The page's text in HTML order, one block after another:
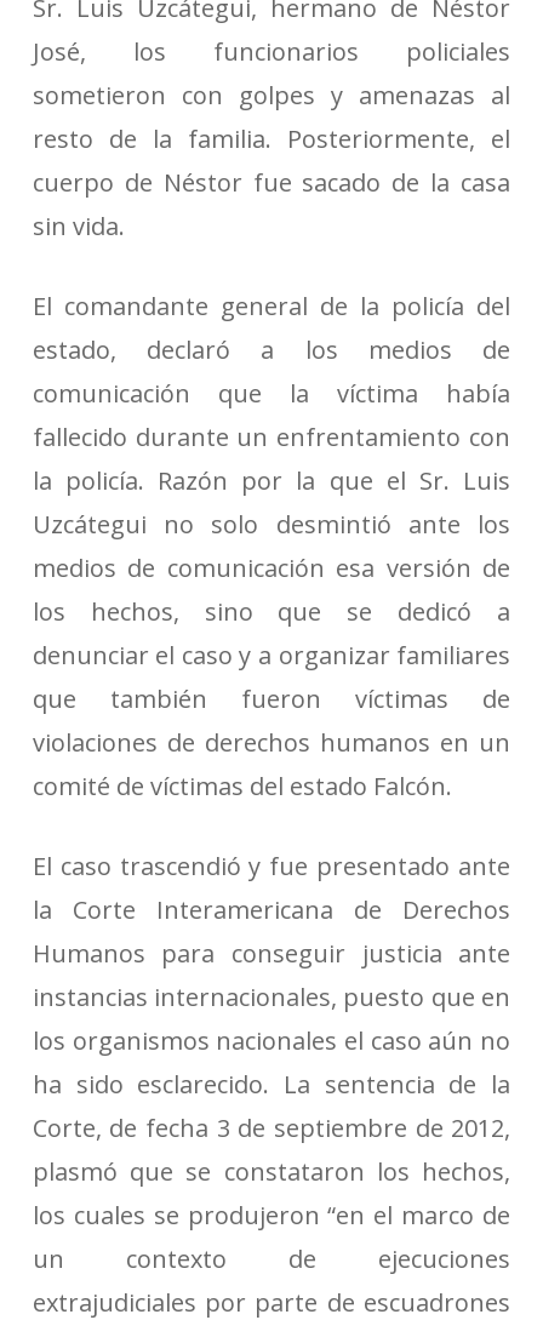
Sr. Luis Uzcátegui, hermano de Néstor
José, los funcionarios policiales
sometieron con golpes y amenazas al
resto de la familia. Posteriormente, el
cuerpo de Néstor fue sacado de la casa
sin vida.
El comandante general de la policía del
estado, declaró a los medios de
comunicación que la víctima había
fallecido durante un enfrentamiento con
la policía. Razón por la que el Sr. Luis
Uzcátegui no solo desmintió ante los
medios de comunicación esa versión de
los hechos, sino que se dedicó a
denunciar el caso y a organizar familiares
que también fueron víctimas de
violaciones de derechos humanos en un
comité de víctimas del estado Falcón.
El caso trascendió y fue presentado ante
la Corte Interamericana de Derechos
Humanos para conseguir justicia ante
instancias internacionales, puesto que en
los organismos nacionales el caso aún no
ha sido esclarecido. La sentencia de la
Corte, de fecha 3 de septiembre de 2012,
plasmó que se constataron los hechos,
los cuales se produjeron “en el marco de
un contexto de ejecuciones
extrajudiciales por parte de escuadrones